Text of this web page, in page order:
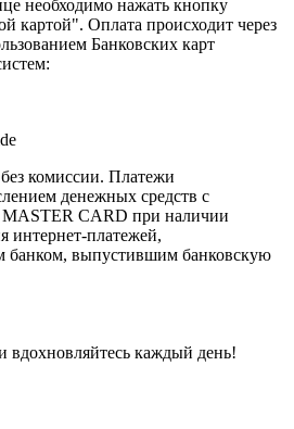
необходимо нажать кнопку
картой". Оплата происходит через
Банковских карт
комиссии. Платежи
денежных средств с
MASTER CARD при наличии
интернет-платежей,
банком, выпустившим банковскую
вдохновляйтесь каждый день!